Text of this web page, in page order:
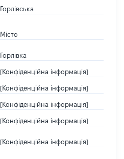
Горлівська
Місто
Горлівка
[Конфіденційна інформація]
[Конфіденційна інформація]
[Конфіденційна інформація]
[Конфіденційна інформація]
[Конфіденційна інформація]